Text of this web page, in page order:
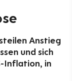
Anstieg
und sich
Inflation, in